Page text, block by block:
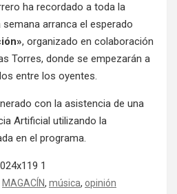
ha recordado a toda la
arranca el esperado
, organizado en colaboración
Torres, donde se empezarán a
entre los oyentes.
con la asistencia de una
Artificial utilizando la
en el programa.
MAGACÍN, música, opinión